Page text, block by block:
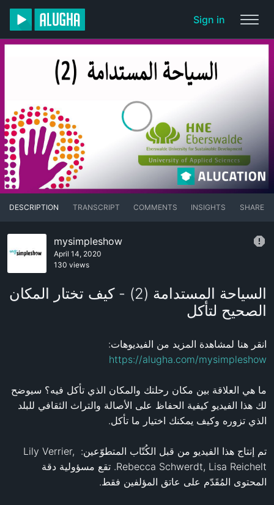
Sign in
DESCRIPTION TRANSCRIPT COMMENTS INSIGHTS SHARE
mysimpleshow
April 14, 2020
130 views
السياحة المستدامة (2) - كيف تختار المكان
الصحيح لتأكل
انقر هنا لمشاهدة المزيد من الفيديوهات:
https://alugha.com/mysimpleshow
تم إنتاج هذا الفيديو من قبل الكُتّاب المتطوّعين: Lily Verrier,